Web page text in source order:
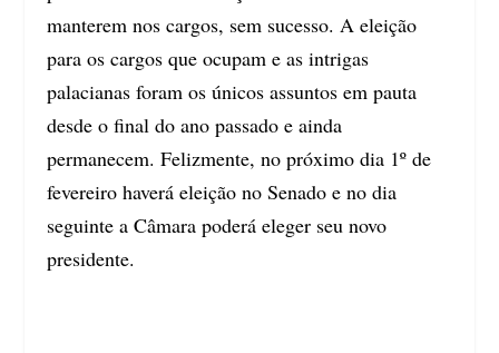
manterem nos cargos, sem sucesso. A eleição
para os cargos que ocupam e as intrigas
palacianas foram os únicos assuntos em pauta
desde o final do ano passado e ainda
permanecem. Felizmente, no próximo dia 1º de
fevereiro haverá eleição no Senado e no dia
seguinte a Câmara poderá eleger seu novo
presidente.